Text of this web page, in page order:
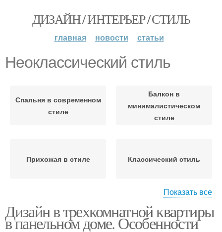
ДИЗАЙН / ИНТЕРЬЕР / СТИЛЬ
главная новости статьи
Неоклассический стиль
Спальня в современном
стиле
Балкон в
минималистическом
стиле
Прихожая в стиле Классический стиль
Французский стиль Современный стиль
Показать все
Дизайн в трехкомнатной квартиры
в панельном доме. Особенности